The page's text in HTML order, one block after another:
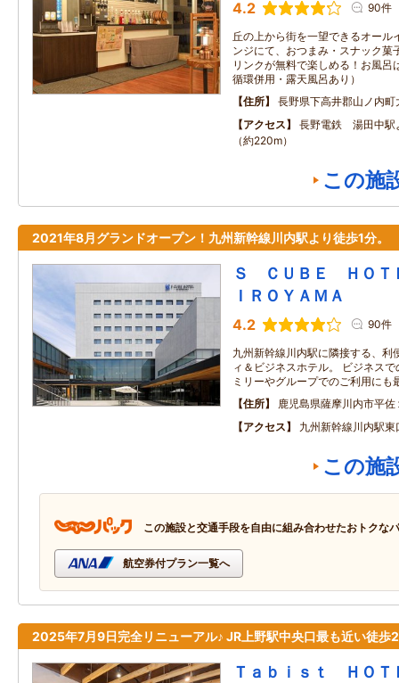
4.2 90件
丘の上から街を一望できるオール
ンジにて、おつまみ・スナック菓
リンクが無料で楽しめる！お風呂
循環併用・露天風呂あり）
住所
長野県下高井郡山ノ内町
アクセス
長野電鉄 湯田中駅
（約220m）
この施
2021年8月グランドオープン！九州新幹線川内駅より徒歩1分。
Ｓ ＣＵＢＥ ＨＯ
ＩＲＯＹＡＭＡ
4.2 90件
九州新幹線川内駅に隣接する、利
ィ＆ビジネスホテル。 ビジネス
ミリーやグループでのご利用にも
住所
鹿児島県薩摩川内市平佐
アクセス
九州新幹線川内駅東
この施
この施設と交通手段を自由に組み合わせたおトクな
航空券付プラン一覧へ
2025年7月9日完全リニューアル♪ JR上野駅中央口最も近い徒歩
Ｔａｂｉｓｔ ＨＯ